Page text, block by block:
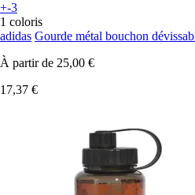
+-3
1 coloris
adidas Gourde métal bouchon
À partir de 25,00 €
17,37 €